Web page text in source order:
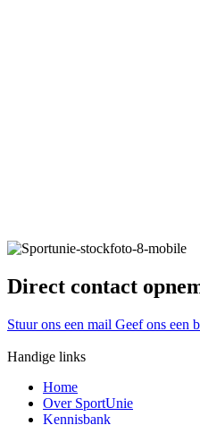
Direct contact
Stuur ons een mail Geef ons een
Handige links
Home
Over SportUnie
Kennisbank